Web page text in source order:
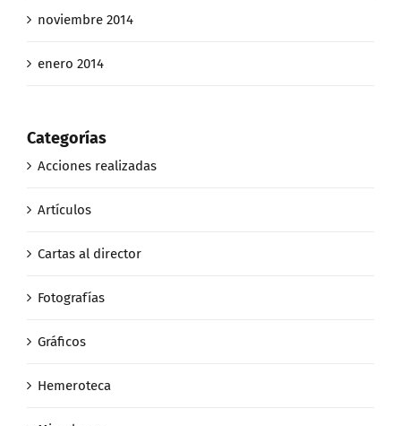
noviembre 2014
enero 2014
Categorías
Acciones realizadas
Artículos
Cartas al director
Fotografías
Gráficos
Hemeroteca